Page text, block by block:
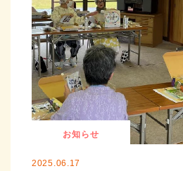
お知らせ
2025.06.17